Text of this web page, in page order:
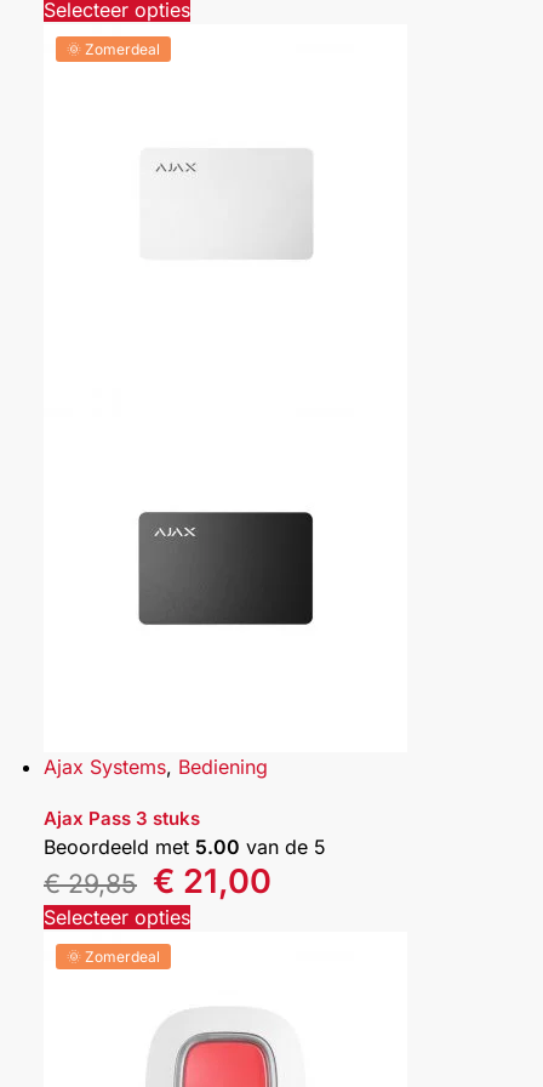
Selecteer opties
🌞 Zomerdeal
Ajax Systems, Bediening
Ajax Pass 3 stuks
Beoordeeld met 5.00 van de 5
€29,85 € 21,00
Selecteer opties
🌞 Zomerdeal